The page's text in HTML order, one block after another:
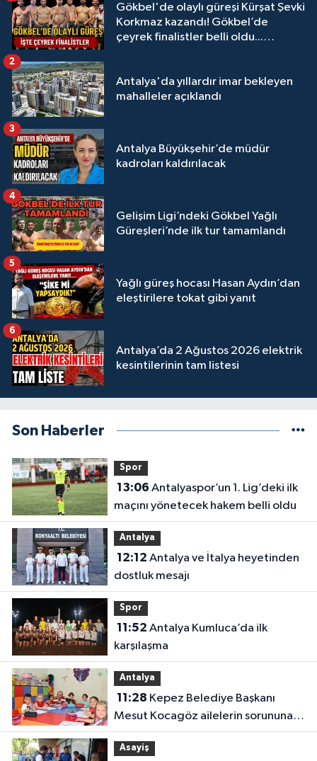
Gökbel'de olaylı güreşi Kürşat Şevki
Korkmaz kazandı! Gökbel’de
çeyrek finalistler belli oldu...
Antalya'da yıllardır imar bekleyen
mahalleler açıklandı
2
Antalya Büyükşehir’de müdür
kadroları kaldırılacak
3
Gelişim Ligi’ndeki Gökbel Yağlı
Güreşleri’nde ilk tur tamamlandı
4
Yağlı güreş hocası Hasan Aydın’dan
eleştirilere tokat gibi yanıt
5
Antalya’da 2 Ağustos 2026 elektrik
kesintilerinin tam listesi
6
Son Haberler
Spor
13:06
maçını yönetecek hakem belli oldu
Antalya
12:12
dostluk mesajı
Spor
11:52
karşılaşma
Antalya
11:28
Mesut Kocagöz ailelerin sorununa
çözüm arıyor
Asayiş